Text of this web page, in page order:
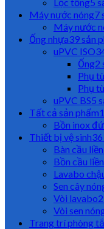
Máy nước nóng7
Máy nước
Ống nhựa39 sản
uPVC ISO
Ống2
Phụ
Phụ
uPVC BS5
Tất cả sản phẩm
Bồn inox
Thiết bị vệ sinh
Bàn cầu
Bồn cầu
Lavabo
Sen cây
Vòi lavabo
Vòi sen
Trang trí phòng